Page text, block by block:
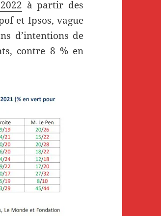
à partir des
et Ipsos, vague
d’intentions de
contre 8 % en